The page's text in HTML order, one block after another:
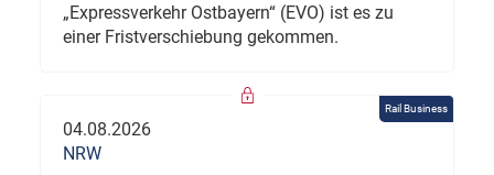
„Expressverkehr Ostbayern“ (EVO) ist es zu
einer Fristverschiebung gekommen.
Rail Business
04.08.2026
NRW